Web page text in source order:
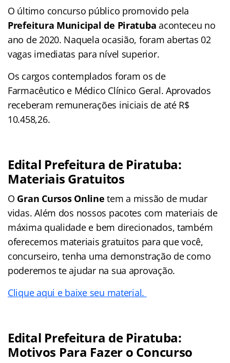
O último concurso público promovido pela
Prefeitura Municipal de Piratuba aconteceu no
ano de 2020. Naquela ocasião, foram abertas 02
vagas imediatas para nível superior.
Os cargos contemplados foram os de
Farmacêutico e Médico Clínico Geral. Aprovados
receberam remunerações iniciais de até R$
10.458,26.
Edital Prefeitura de Piratuba:
Materiais Gratuitos
O Gran Cursos Online tem a missão de mudar
vidas. Além dos nossos pacotes com materiais de
máxima qualidade e bem direcionados, também
oferecemos materiais gratuitos para que você,
concurseiro, tenha uma demonstração de como
poderemos te ajudar na sua aprovação.
Clique aqui e baixe seu material.
Edital Prefeitura de Piratuba:
Motivos Para Fazer o Concurso